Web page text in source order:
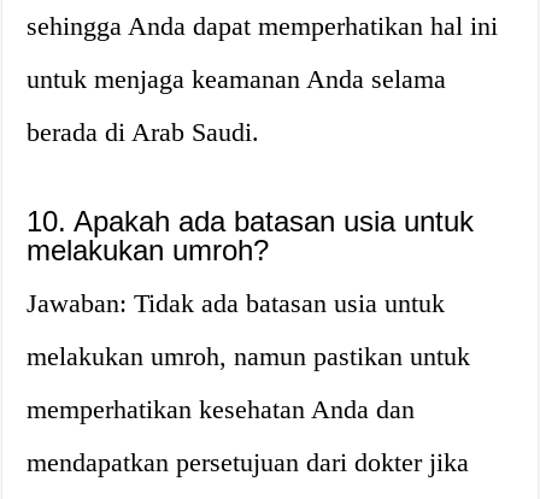
sehingga Anda dapat memperhatikan hal ini
untuk menjaga keamanan Anda selama
berada di Arab Saudi.
10. Apakah ada batasan usia untuk
melakukan umroh?
Jawaban: Tidak ada batasan usia untuk
melakukan umroh, namun pastikan untuk
memperhatikan kesehatan Anda dan
mendapatkan persetujuan dari dokter jika